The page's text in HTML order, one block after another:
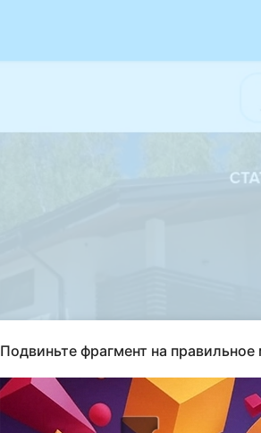
Подвиньте фрагмент на правильное